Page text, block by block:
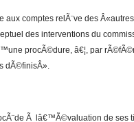
comptes relÃ¨ve des
des interventions du
procÃ©dure, â€¦, par
dÃ©finisÂ».
Ã lâ€™Ã©valuation de ses